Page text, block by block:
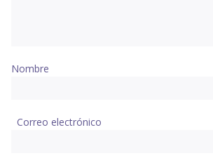
Nombre
Correo electrónico